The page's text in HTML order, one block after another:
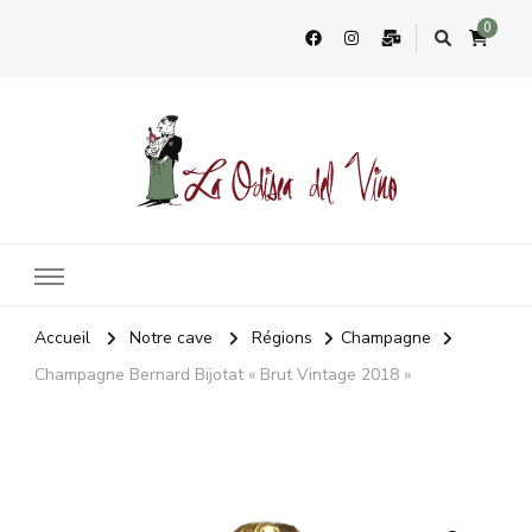
0
Accueil Notre cave Régions
Champagne
Champagne Bernard Bijotat « Brut Vintage 2018 »